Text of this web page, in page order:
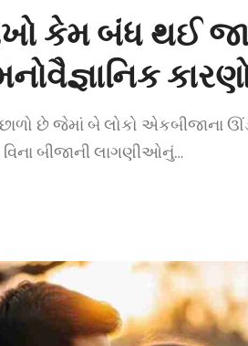
કેમ બંધ થઈ
છે જેમાં બે લોકો એકબીજાના
બીજાની લાગણીઓનું…